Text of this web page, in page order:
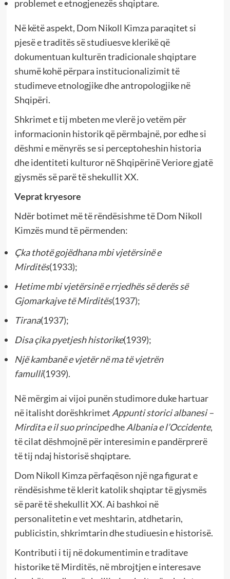
problemet e etnogjenezës shqiptare.
Në këtë aspekt, Dom Nikoll Kimza paraqitet si
pjesë e traditës së studiuesve klerikë që
dokumentuan kulturën tradicionale shqiptare
shumë kohë përpara institucionalizimit të
studimeve etnologjike dhe antropologjike në
Shqipëri.
Shkrimet e tij mbeten me vlerë jo vetëm për
informacionin historik që përmbajnë, por edhe si
dëshmi e mënyrës se si perceptoheshin historia
dhe identiteti kulturor në Shqipërinë Veriore gjatë
gjysmës së parë të shekullit XX.
Veprat kryesore
Ndër botimet më të rëndësishme të Dom Nikoll
Kimzës mund të përmenden:
Çka thotë gojëdhana mbi vjetërsinë e
Mirditës(1933);
Hetime mbi vjetërsinë e rrjedhës së derës së
Gjomarkajve të Mirditës(1937);
Tirana(1937);
Disa çika pyetjesh historike(1939);
Një kambanë e vjetër në ma të vjetrën
famulli(1939).
Në mërgim ai vijoi punën studimore duke hartuar
në italisht dorëshkrimetAppunti storici albanesi –
Mirdita e il suo principedheAlbania e l’Occidente,
të cilat dëshmojnë për interesimin e pandërprerë
të tij ndaj historisë shqiptare.
Dom Nikoll Kimza përfaqëson një nga figurat e
rëndësishme të klerit katolik shqiptar të gjysmës
së parë të shekullit XX. Ai bashkoi në
personalitetin e vet meshtarin, atdhetarin,
publicistin, shkrimtarin dhe studiuesin e historisë.
Kontributi i tij në dokumentimin e traditave
historike të Mirditës, në mbrojtjen e interesave